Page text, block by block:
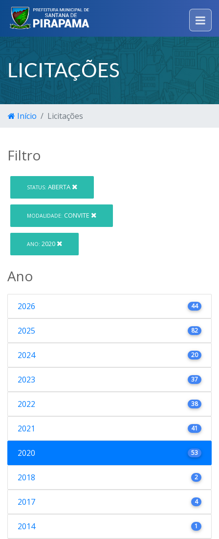
LICITAÇÕES
Início Licitações
Filtro
STATUS: ABERTA
MODALIDADE: CONVITE
ANO: 2020
Ano
2026 44
2025 82
2024 20
2023 37
2022 38
2021 41
2020 53
2018 2
2017 4
2014 1